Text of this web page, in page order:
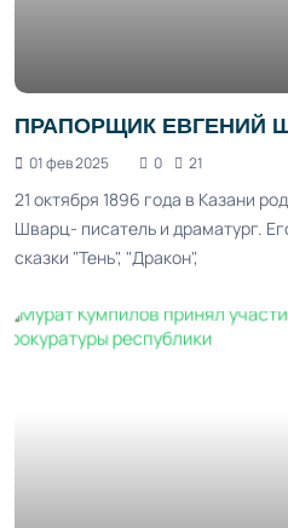
ПРАПОРЩИК ЕВГЕНИЙ
01 фев 2025 0 21
21 октября 1896 года в Казани
Шварц- писатель и драматург.
сказки "Тень", "Дракон",